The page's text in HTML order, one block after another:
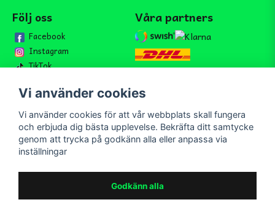
Följ oss
Facebook
Instagram
TikTok
Våra partners
Bli medlem i vårt nyhetsbrev
email
Mejladress Skicka
Bli medlem i vårt nyhetsbrev och ta del av våra nyheter och
Vi använder cookies
Vi använder cookies för att vår webbplats skall fungera
och erbjuda dig bästa upplevelse. Bekräfta ditt samtycke
genom att trycka på godkänn alla eller anpassa via
inställningar
Godkänn alla